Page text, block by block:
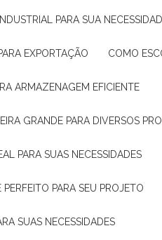
PARA SUA
EXPORTAÇÃO COMO
ARMAZENAGEM EFICIENTE
GRANDE PARA DIVERSOS
PARA SUAS NECESSIDADES
PARA SEU PROJETO
SUAS NECESSIDADES